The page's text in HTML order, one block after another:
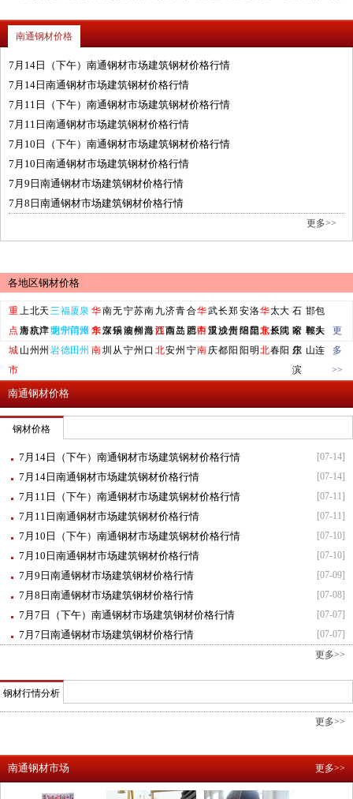
您当前的位置：
南通钢材价格
7月14日（下午）南通钢材市场建筑钢材价格行情
7月14日南通钢材市场建筑钢材价格行情
7月11日（下午）南通钢材市场建筑钢材价格行情
7月11日南通钢材市场建筑钢材价格行情
7月10日（下午）南通钢材市场建筑钢材价格行情
7月10日南通钢材市场建筑钢材价格行情
7月9日南通钢材市场建筑钢材价格行情
7月8日南通钢材市场建筑钢材价格行情
更多>>
各地区钢材价格
重
点
城
市
上
海
北
京
天
津
唐
山
杭
州
广
州
三
明
福
州
厦
门
泉
州
龙
岩
宁
德
莆
田
漳
州
华
东
南
京
无
锡
宁
波
苏
州
南
昌
九
江
济
南
青
岛
合
肥
华
中
武
汉
长
沙
郑
州
安
阳
洛
阳
华
北
太
原
大
同
石
家
庄
邯
郸
包
头
华
南
深
圳
乐
从
南
宁
柳
州
海
口
西
北
西
安
兰
州
西
宁
西
南
重
庆
成
都
贵
阳
绵
阳
昆
明
东
北
长
春
沈
阳
哈
尔
滨
鞍
山
大
连
更
多
>>
南通钢材价格
钢材价格
7月14日（下午）南通钢材市场建筑钢材价格行情 [07-14]
7月14日南通钢材市场建筑钢材价格行情 [07-14]
7月11日（下午）南通钢材市场建筑钢材价格行情 [07-11]
7月11日南通钢材市场建筑钢材价格行情 [07-11]
7月10日（下午）南通钢材市场建筑钢材价格行情 [07-10]
7月10日南通钢材市场建筑钢材价格行情 [07-10]
7月9日南通钢材市场建筑钢材价格行情 [07-09]
7月8日南通钢材市场建筑钢材价格行情 [07-08]
7月7日（下午）南通钢材市场建筑钢材价格行情 [07-07]
7月7日南通钢材市场建筑钢材价格行情
[07-07]
更多>>
钢材行情分析
更多>>
南通钢材市场 更多>>